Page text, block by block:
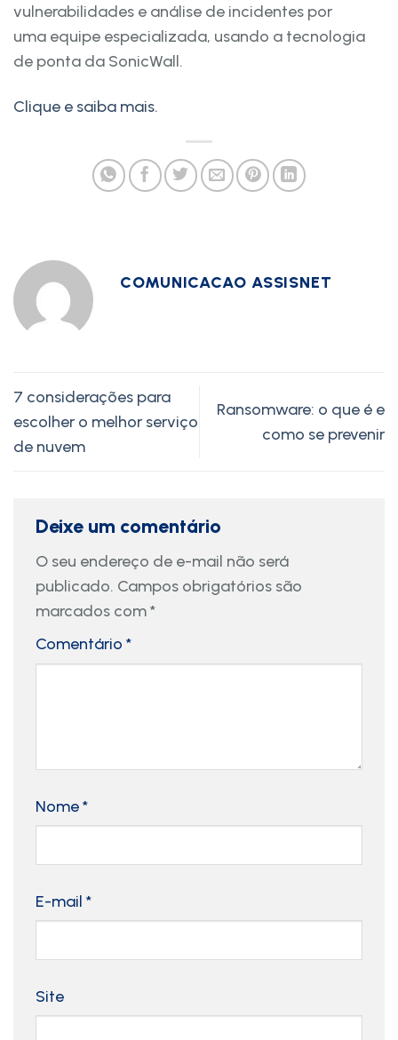
vulnerabilidades e análise de incidentes por
uma equipe especializada, usando a tecnologia
de ponta da SonicWall.
Clique e saiba mais.
COMUNICACAO ASSISNET
7 considerações para
escolher o melhor serviço
de nuvem
Ransomware: o que é e
como se prevenir
Deixe um comentário
O seu endereço de e-mail não será
publicado. Campos obrigatórios são
marcados com*
Comentário *
Nome*
E-mail *
Site